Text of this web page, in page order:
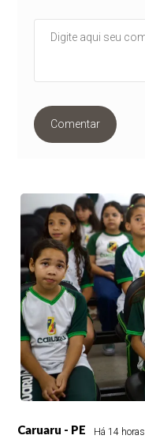
Comentar
Caruaru - PE Há 14 horas